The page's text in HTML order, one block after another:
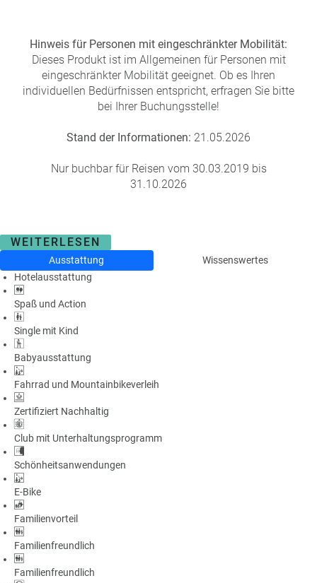
Hinweis für Personen mit eingeschränkter Mobilität:
Dieses Produkt ist im Allgemeinen für Personen mit
eingeschränkter Mobilität geeignet. Ob es Ihren
individuellen Bedürfnissen entspricht, erfragen Sie bitte
bei Ihrer Buchungsstelle!
Stand der Informationen: 21.05.2026
Nur buchbar für Reisen vom 30.03.2019 bis
31.10.2026
WEITERLESEN
Ausstattung
Wissenswertes
Hotelausstattung
Spaß und Action
Single mit Kind
Babyausstattung
Fahrrad und Mountainbikeverleih
Zertifiziert Nachhaltig
Club mit Unterhaltungsprogramm
Schönheitsanwendungen
E-Bike
Familienvorteil
Familienfreundlich
Familienfreundlich